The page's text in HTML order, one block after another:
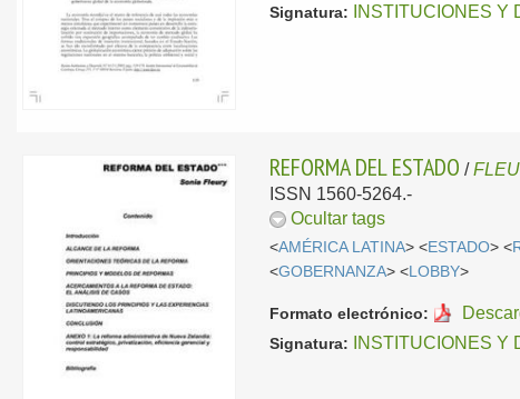
Signatura: INSTITUCIONES Y
REFORMA DEL ESTADO /
ISSN 1560-5264.-
Ocultar tags
<AMÉRICA LATINA> <ESTADO> <
<GOBERNANZA> <LOBBY>
Formato electrónico:
Signatura: INSTITUCIONES Y